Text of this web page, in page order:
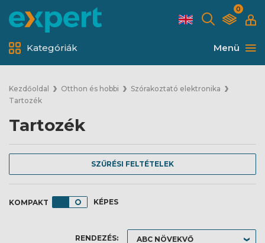
0
Menü
Kategóriák
Kezdőoldal Otthon és hobbi
Szórakoztató elektronika
Tartozék
Tartozék
SZŰRÉSI FELTÉTELEK
KÉPES
RENDEZÉS: